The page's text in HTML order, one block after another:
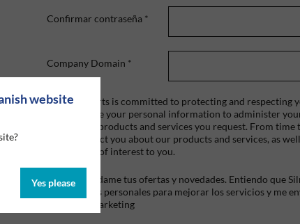
website
Yes please
Confirmar contraseña *
Company Domain *
Graco Roberts is committed to protecting and respecting
we'll only use your personal information to administer
provide the products and services you request. From
like to contact you about our products and services, as
that may be of interest to you.
Mandame tus ofertas y novedades. Entiendo que
datos personales para mejorar los servicios y me
de marketing